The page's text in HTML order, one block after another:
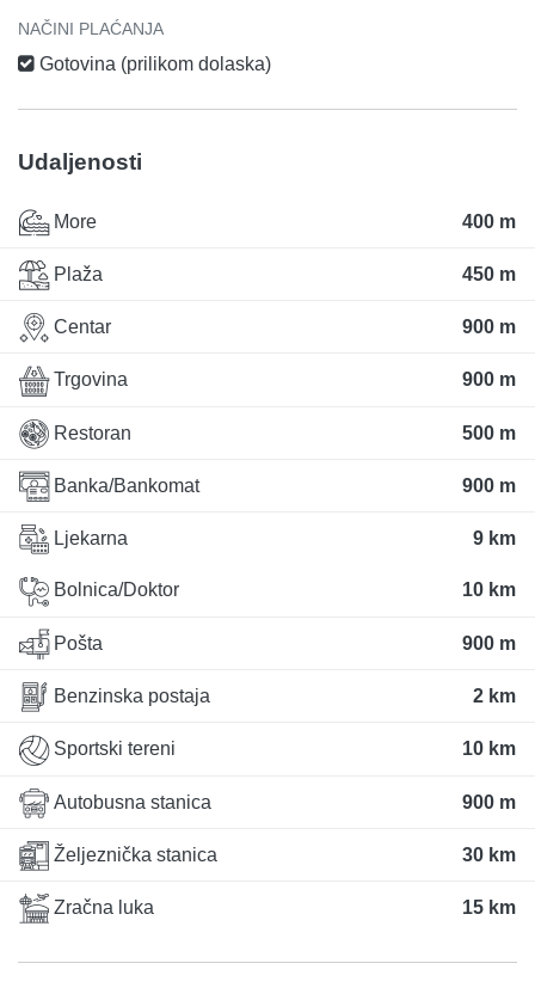
NAČINI PLAĆANJA
Gotovina (prilikom dolaska)
Udaljenosti
More 400 m
Plaža 450 m
Centar 900 m
Trgovina 900 m
Restoran 500 m
Banka/Bankomat 900 m
Ljekarna 9 km
Bolnica/Doktor 10 km
Pošta 900 m
Benzinska postaja 2 km
Sportski tereni 10 km
Autobusna stanica 900 m
Željeznička stanica 30 km
Zračna luka 15 km